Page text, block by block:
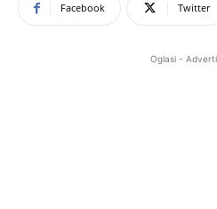
Facebook Twitter
Oglasi -